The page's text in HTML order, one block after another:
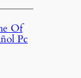
Of
Pc